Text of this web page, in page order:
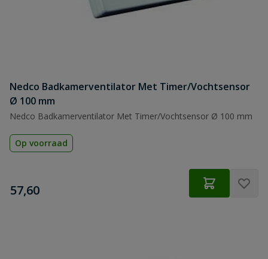
Nedco Badkamerventilator Met Timer/Vochtsensor
Ø 100 mm
Nedco Badkamerventilator Met Timer/Vochtsensor Ø 100 mm
Op voorraad
€
57,60